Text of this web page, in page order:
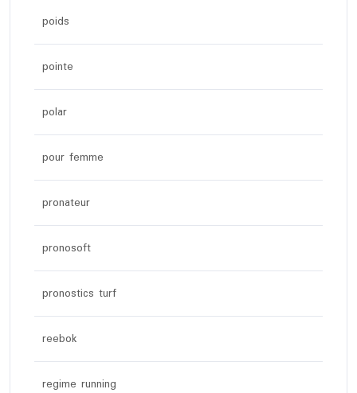
poids
pointe
polar
pour femme
pronateur
pronosoft
pronostics turf
reebok
regime running